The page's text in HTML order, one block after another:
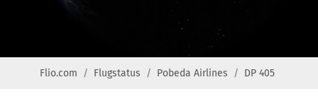
Flio.com Flugstatus Pobeda Airlines DP 405